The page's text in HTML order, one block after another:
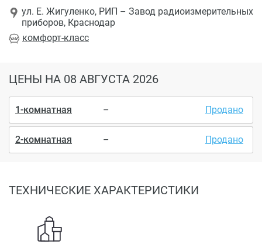
комфорт-класс
ул. Е. Жигуленко, РИП – Завод радиоизмерительных
приборов, Краснодар
ЦЕНЫ НА 08 АВГУСТА 2026
1-комнатная – Продано
2-комнатная – Продано
ТЕХНИЧЕСКИЕ ХАРАКТЕРИСТИКИ